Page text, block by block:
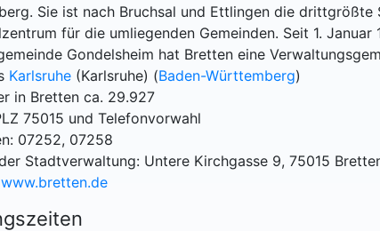
Sie ist nach Bruchsal und Ettlingen die
für die umliegenden Gemeinden. Seit 1.
Gondelsheim hat Bretten eine
Karlsruhe (Karlsruhe) (Baden-Württemberg)
in Bretten ca. 29.927
75015 und Telefonvorwahl
07252, 07258
Stadtverwaltung: Untere Kirchgasse 9, 75015
www.bretten.de